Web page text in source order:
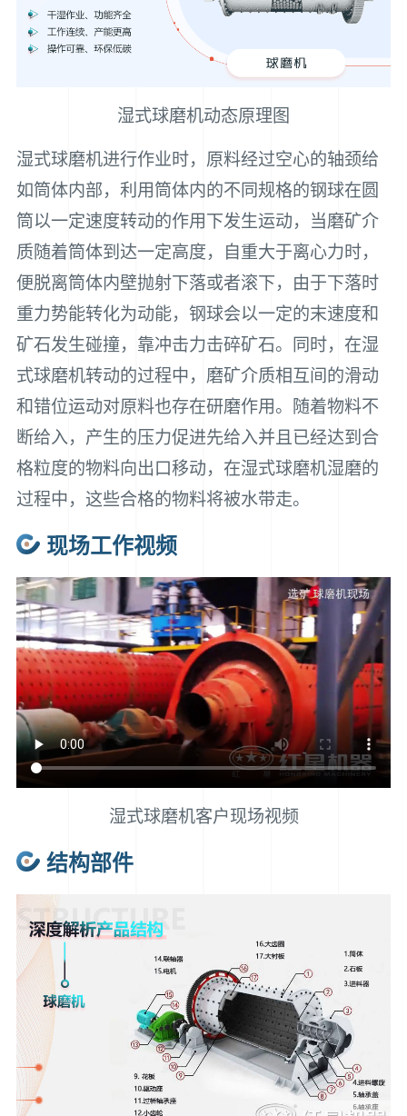
湿式球磨机动态原理图
湿式球磨机进行作业时，原料经过空心的轴颈给
如筒体内部，利用筒体内的不同规格的钢球在圆
筒以一定速度转动的作用下发生运动，当磨矿介
质随着筒体到达一定高度，自重大于离心力时，
便脱离筒体内壁抛射下落或者滚下，由于下落时
重力势能转化为动能，钢球会以一定的末速度和
矿石发生碰撞，靠冲击力击碎矿石。同时，在湿
式球磨机转动的过程中，磨矿介质相互间的滑动
和错位运动对原料也存在研磨作用。随着物料不
断给入，产生的压力促进先给入并且已经达到合
格粒度的物料向出口移动，在湿式球磨机湿磨的
过程中，这些合格的物料将被水带走。
现场工作视频
湿式球磨机客户现场视频
结构部件